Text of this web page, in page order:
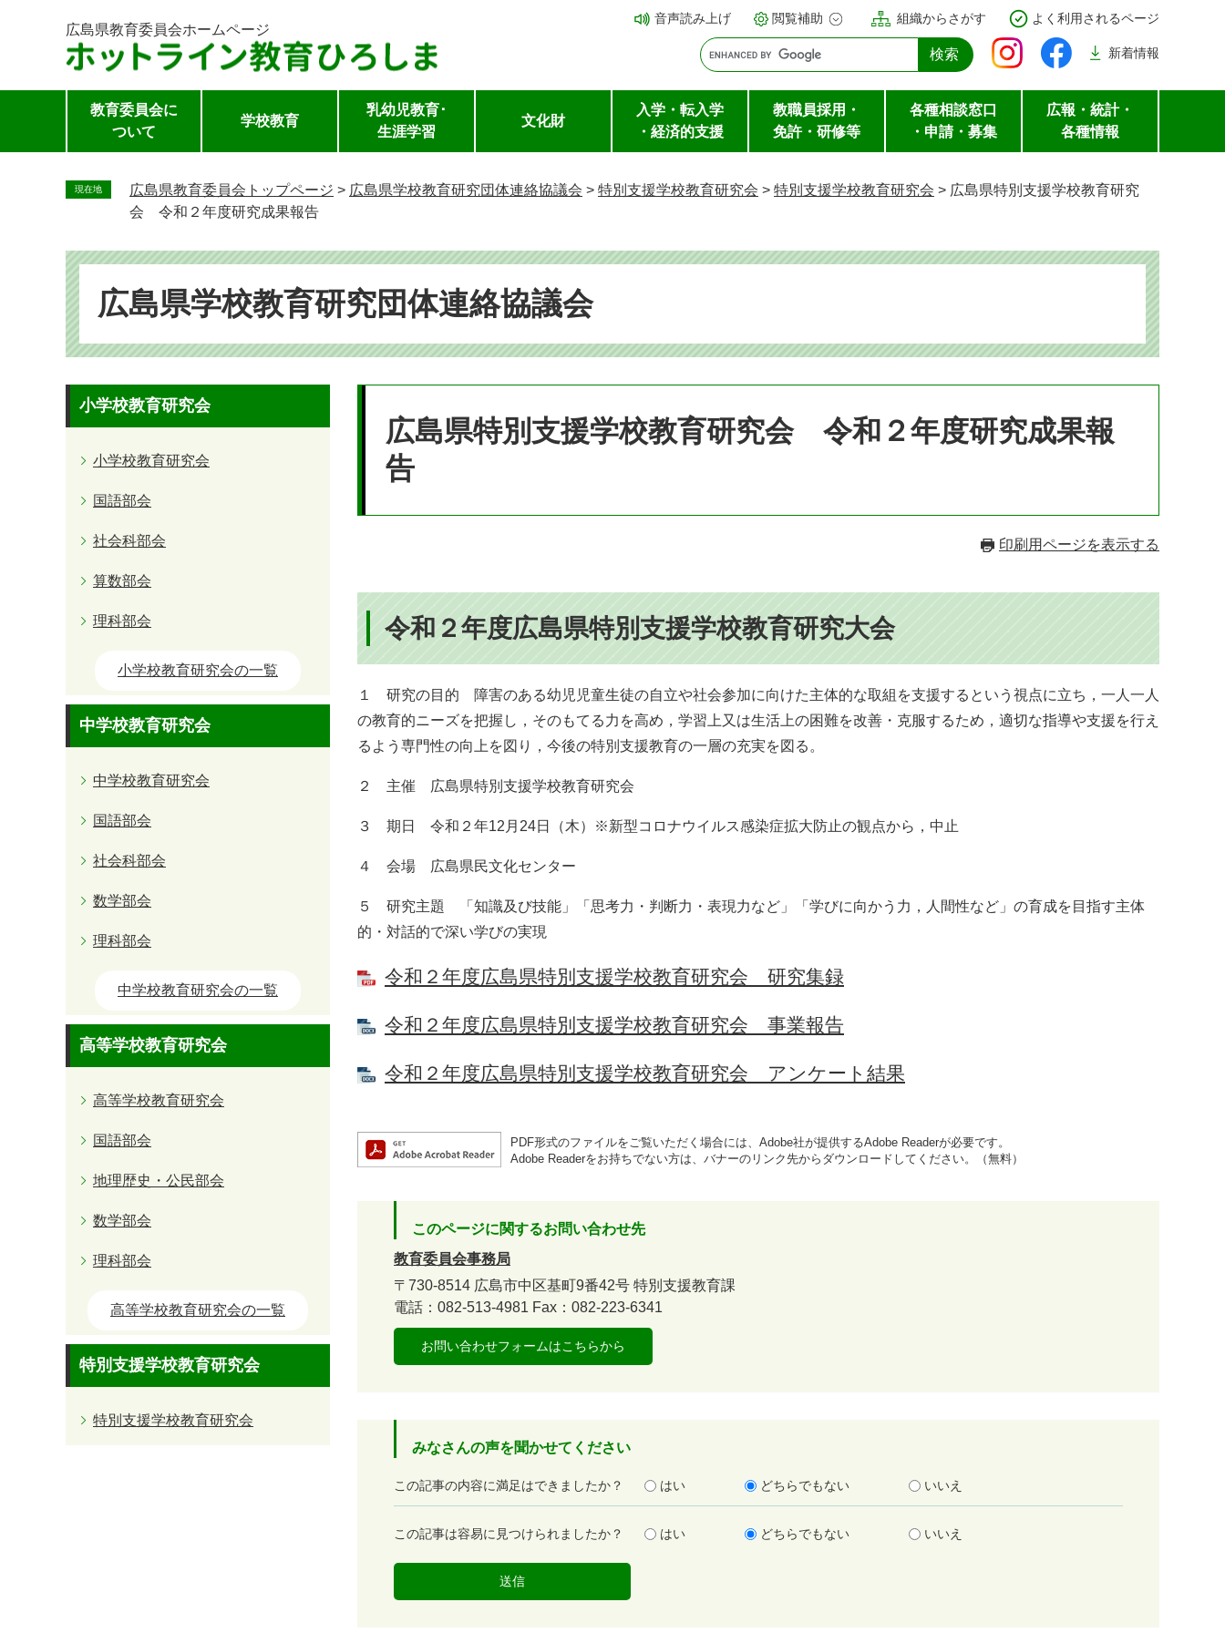
ー
し
広島県教育委員会ホームページ
音声読み上げ 閲覧補助 組織からさがす よく利用されるページ
新着情報
教育委員会に
ついて
学校教育
乳幼児教育･
生涯学習
文化財
入学・転入学
・経済的支援
教職員採用・
免許・研修等
各種相談窓口
・申請・募集
広報・統計・
各種情報
現在地 広島県教育委員会トップページ > 広島県学校教育研究団体連絡協議会 > 特別支援学校教育研究会 > 特別支援学校教育研究会 > 広島県特別支援学校教育研究
会 令和２年度研究成果報告
広島県学校教育研究団体連絡協議会
広島県特別支援学校教育研究会 令和２年度研究成果報
告
印刷用ページを表示する
令和２年度広島県特別支援学校教育研究大会
１ 研究の目的 障害のある幼児児童生徒の自立や社会参加に向けた主体的な取組を支援するという視点に立ち，一人一人
の教育的ニーズを把握し，そのもてる力を高め，学習上又は生活上の困難を改善・克服するため，適切な指導や支援を行え
るよう専門性の向上を図り，今後の特別支援教育の一層の充実を図る。
２ 主催 広島県特別支援学校教育研究会
３ 期日 令和２年12月24日（木）※新型コロナウイルス感染症拡大防止の観点から，中止
４ 会場 広島県民文化センター
５ 研究主題 「知識及び技能」「思考力・判断力・表現力など」「学びに向かう力，人間性など」の育成を目指す主体
的・対話的で深い学びの実現
令和２年度広島県特別支援学校教育研究会 研究集録
令和２年度広島県特別支援学校教育研究会 事業報告
令和２年度広島県特別支援学校教育研究会 アンケート結果
PDF形式のファイルをご覧いただく場合には、Adobe社が提供するAdobe Readerが必要です。
Adobe Readerをお持ちでない方は、バナーのリンク先からダウンロードしてください。（無料）
このページに関するお問い合わせ先
教育委員会事務局
〒730-8514 広島市中区基町9番42号 特別支援教育課
電話：082-513-4981 Fax：082-223-6341
お問い合わせフォームはこちらから
みなさんの声を聞かせてください
満
足
この記事の内容に満足はできましたか？ はい どちらでもない いいえ
容
この記事は容易に見つけられましたか？ はい どちらでもない いいえ
小学校教育研究会
小学校教育研究会
国語部会
社会科部会
算数部会
理科部会
小学校教育研究会の一覧
中学校教育研究会
中学校教育研究会
国語部会
社会科部会
数学部会
理科部会
中学校教育研究会の一覧
高等学校教育研究会
高等学校教育研究会
国語部会
地理歴史・公民部会
数学部会
理科部会
高等学校教育研究会の一覧
特別支援学校教育研究会
特別支援学校教育研究会